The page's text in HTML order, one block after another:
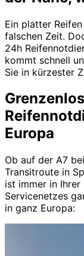
Ein platter
falschen Zeit.
24h
kommt schnell
Sie in kürzester
Europa
Ob auf der A7
Transitroute in
ist immer in Ihrer
Servicenetzes
in ganz Europa: